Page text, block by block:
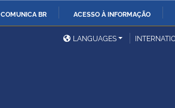
COMUNICA BR ACESSO À INFORMAÇÃO
Ministério das Relações
ExterioresLANGUAGES